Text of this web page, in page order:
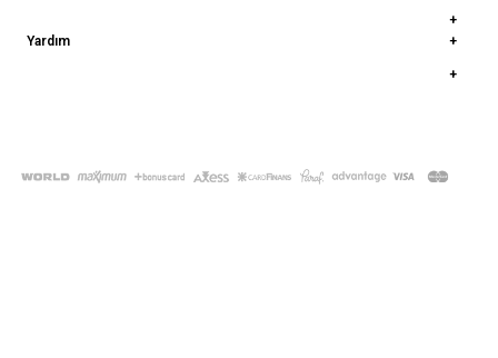
Yardım